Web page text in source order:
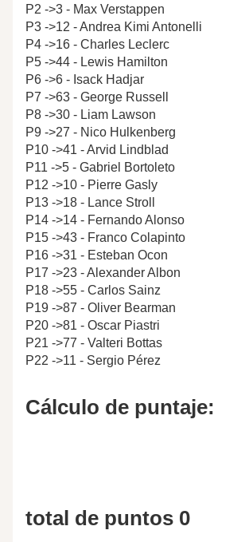
P2 ->3 - Max Verstappen
P3 ->12 - Andrea Kimi Antonelli
P4 ->16 - Charles Leclerc
P5 ->44 - Lewis Hamilton
P6 ->6 - Isack Hadjar
P7 ->63 - George Russell
P8 ->30 - Liam Lawson
P9 ->27 - Nico Hulkenberg
P10 ->41 - Arvid Lindblad
P11 ->5 - Gabriel Bortoleto
P12 ->10 - Pierre Gasly
P13 ->18 - Lance Stroll
P14 ->14 - Fernando Alonso
P15 ->43 - Franco Colapinto
P16 ->31 - Esteban Ocon
P17 ->23 - Alexander Albon
P18 ->55 - Carlos Sainz
P19 ->87 - Oliver Bearman
P20 ->81 - Oscar Piastri
P21 ->77 - Valteri Bottas
P22 ->11 - Sergio Pérez
Cálculo de puntaje:
total de puntos 0